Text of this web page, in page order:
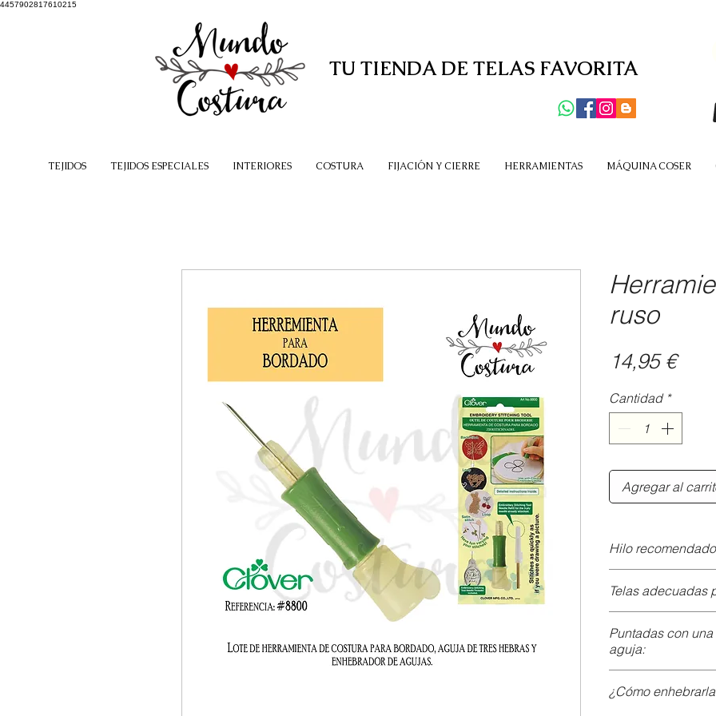
4457902817610215
TU TIENDA DE TELAS FAVORITA
TEJIDOS TEJIDOS ESPECIALES INTERIORES COSTURA FIJACIÓN Y CIERRE HERRAMIENTAS MÁQUINA COSER
ruso
14,95 €
Cantidad *
Agregar al
Hilo
pliegues.
Hilaza de
la misma
Telas adecuadas
Popelin,
Tela Oxford,
Puntadas con
aguja:
Inserte la aguja
¿Cómo